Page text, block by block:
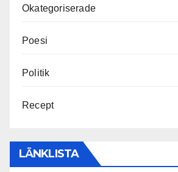
Okategoriserade
Poesi
Politik
Recept
LÄNKLISTA